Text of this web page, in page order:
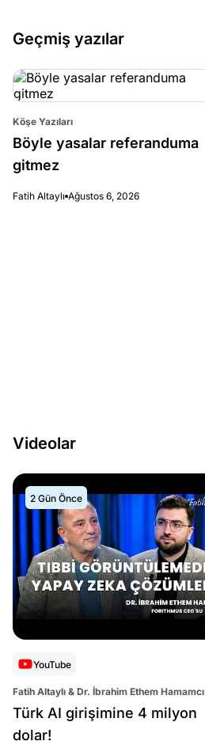
Geçmiş yazılar
Köşe Yazıları
Böyle yasalar referanduma
gitmez
Fatih Altaylı Ağustos 6, 2026
Videolar
2 Gün Önce
YouTube
Fatih Altaylı & Dr. İbrahim Ethem Hamamcı
Türk AI girişimine 4 milyon
dolar!